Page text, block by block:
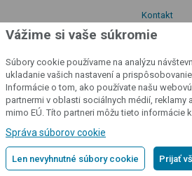
Kontakt
Poradenstvo
Preprava a platba
Postup pri podávaní
Formulár pre služby a
Výhody produktov
Funkcie a vlastnosti
Vážime si vaše súkromie
Súbory cookie používame na analýzu
ukladanie vašich nastavení a
Informácie o tom, ako používate našu
partnermi v oblasti sociálnych médií, reklamy
mimo EÚ. Títo partneri môžu tieto informácie
používania ich služieb.Podrobné informácie
Správa súborov cookie
Len nevyhnutné súbory cookie Prijať